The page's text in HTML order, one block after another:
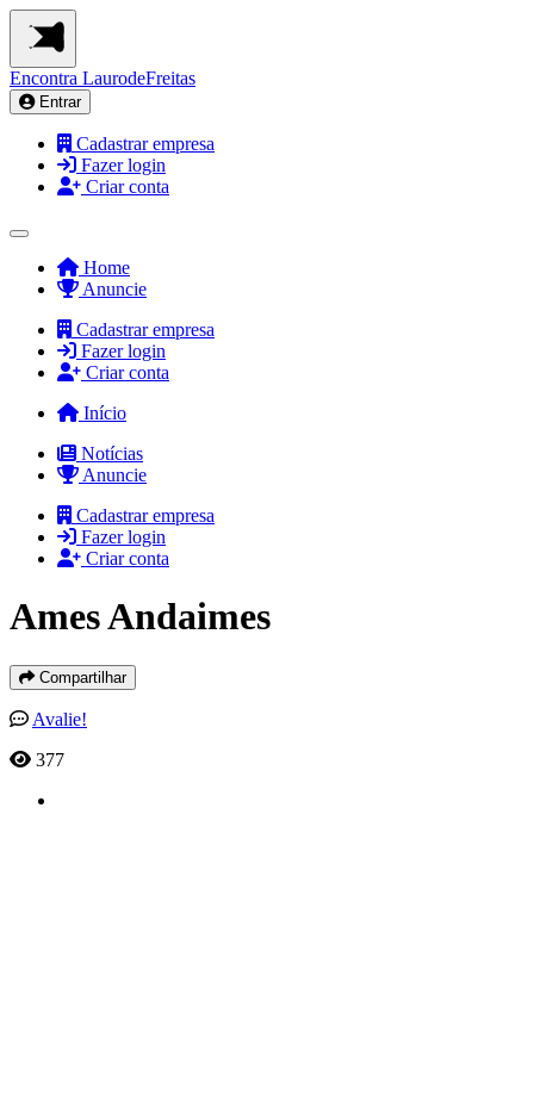
Encontra LaurodeFreitas
Entrar
Cadastrar empresa
Fazer login
Criar conta
Home
Anuncie
Cadastrar empresa
Fazer login
Criar conta
Início
Notícias
Anuncie
Cadastrar empresa
Fazer login
Criar conta
Ames Andaimes
Compartilhar
Avalie!
377